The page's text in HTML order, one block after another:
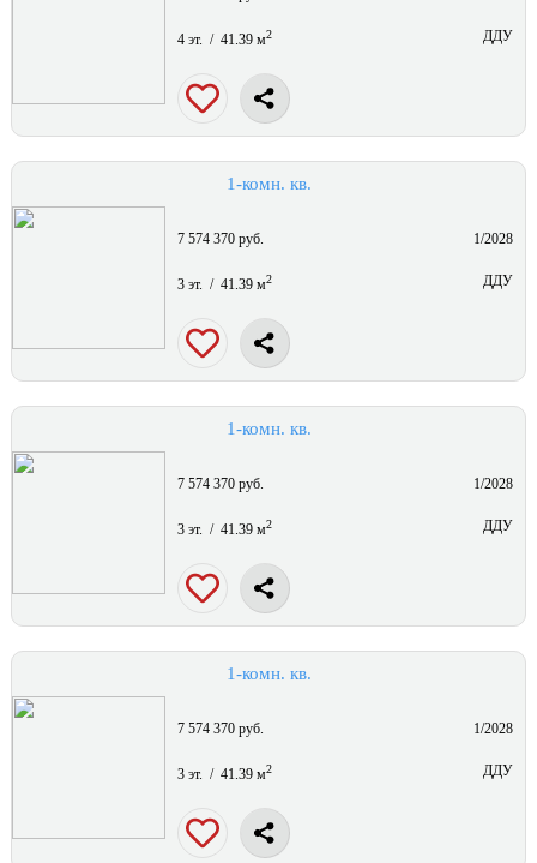
4 эт. / 41.39 м2 ДДУ
1-комн. кв.
7 574 370 руб. 1/2028
3 эт. / 41.39 м2 ДДУ
1-комн. кв.
7 574 370 руб. 1/2028
3 эт. / 41.39 м2 ДДУ
1-комн. кв.
7 574 370 руб. 1/2028
3 эт. / 41.39 м2 ДДУ